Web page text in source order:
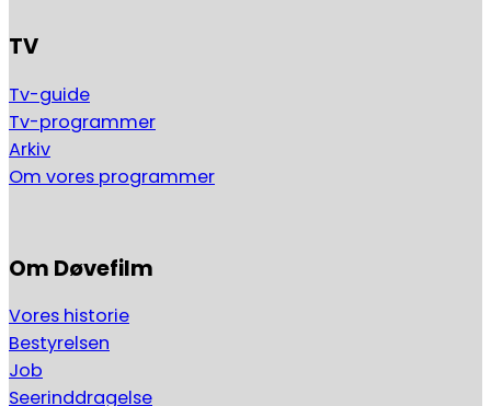
TV
Tv-guide
Tv-programmer
Arkiv
Om vores programmer
Om Døvefilm
Vores historie
Bestyrelsen
Job
Seerinddragelse